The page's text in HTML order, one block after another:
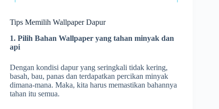
Tips Memilih Wallpaper Dapur
1. Pilih Bahan Wallpaper yang tahan minyak dan
api
Dengan kondisi dapur yang seringkali tidak kering,
basah, bau, panas dan terdapatkan percikan minyak
dimana-mana. Maka, kita harus memastikan bahannya
tahan itu semua.